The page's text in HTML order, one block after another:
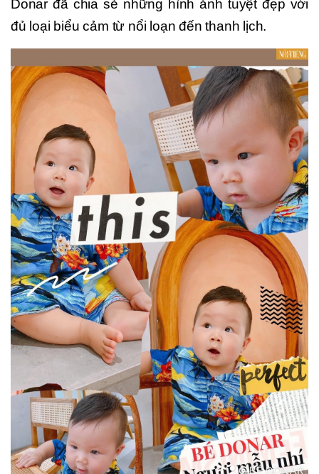
Donar đã chia sẻ những hình ảnh tuyệt đẹp với
đủ loại biểu cảm từ nổi loạn đến thanh lịch.